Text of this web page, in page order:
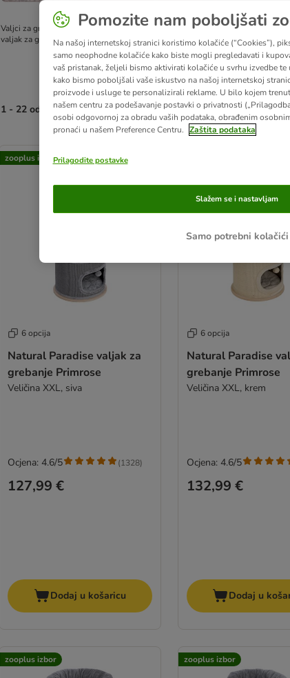
Valjci za grebanje mačkama služe za brojne aktivnosti, a u našem
valjak za grebanje ili kućica za igranje - jedno je sigurno, mačke obožavaju
1 - 22 od 22 rezultata
zooplus izbor
6 opcija
Natural Paradise valjak za
grebanje Primrose
Veličina XXL, siva
127,99 €
Ocjena: 4.6/5 (1328)
Dodaj u košaricu
6 opcija
Natural Paradise
grebanje Primrose
Veličina XXL, krem
132,99 €
Ocjena: 4.6/5
Dodaj u
zooplus izbor zooplus izbor
Pomozite nam poboljšati
Na našoj internetskoj stranici koristimo kolačiće (“Cookies”),
samo neophodne kolačiće kako biste mogli pregledavati i
vaš pristanak, željeli bismo aktivirati kolačiće u svrhu izvedbe
kako bismo poboljšali vaše iskustvo na našoj internetskoj
proizvode i usluge te personalizirali reklame. U bilo kojem
našem centru za podešavanje postavki o privatnosti
osobi odgovornoj za obradu vaših podataka, obrađenim
pronaći u našem Preference Centru. Zaštita podataka
Prilagodite postavke
Samo potrebni kolačići
Slažem se i nastavljam